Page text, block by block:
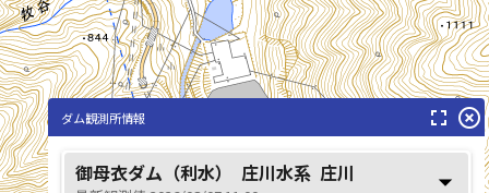
ダム観測所情報 fullscreen highlight_off
御母衣ダム（利水） 庄川水系 庄川 arrow_drop_down